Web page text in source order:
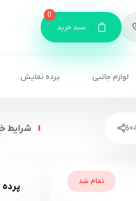
سبد خرید
0
لوازم جانبی پرده نمایش
تمام شد
شرایط